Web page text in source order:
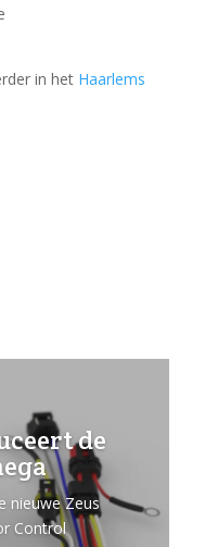
in het Haarlems
de
nieuwe Zeus
Control